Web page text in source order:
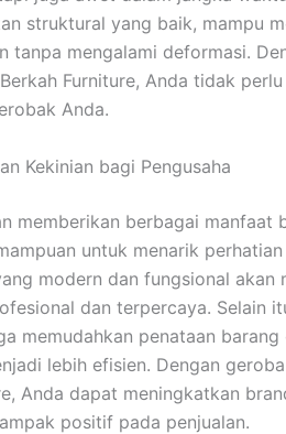
struktural yang baik, mampu
tanpa mengalami deformasi.
Furniture, Anda tidak
Anda.
Kekinian bagi Pengusaha
memberikan berbagai manfaat
untuk menarik
modern dan fungsional akan
dan terpercaya. Selain
memudahkan penataan barang
lebih efisien. Dengan
Anda dapat meningkatkan
positif pada penjualan.